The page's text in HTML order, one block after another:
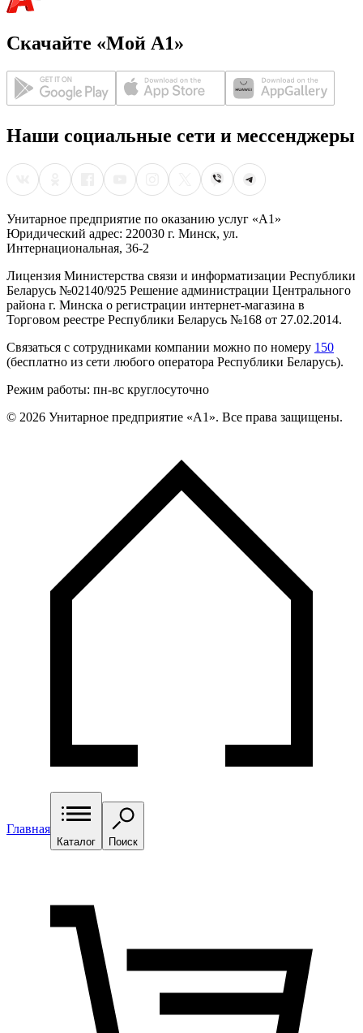
Скачайте «Мой А1»
Наши социальные сети и мессенджеры
Унитарное предприятие по оказанию услуг «А1»
Юридический адрес: 220030 г. Минск, ул.
Интернациональная, 36-2
Лицензия Министерства связи и информатизации Республики
Беларусь №02140/925 Решение администрации Центрального
района г. Минска о регистрации интернет-магазина в
Торговом реестре Республики Беларусь №168 от 27.02.2014.
Связаться с сотрудниками компании можно по номеру 150
(бесплатно из сети любого оператора Республики Беларусь).
Режим работы: пн-вс круглосуточно
© 2026 Унитарное предприятие «А1». Все права защищены.
Главная
Каталог Поиск